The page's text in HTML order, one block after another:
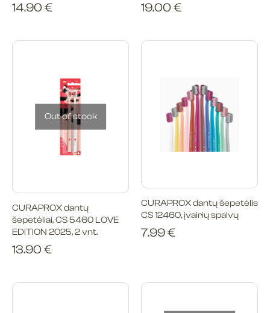
14.90 € 19.00 €
Out of stock
CURAPROX dantų
šepetėliai, CS 5460 LOVE
EDITION 2025, 2 vnt.
13.90 €
CURAPROX dantų šepetėlis
CS 12460, įvairių spalvų
7.99€